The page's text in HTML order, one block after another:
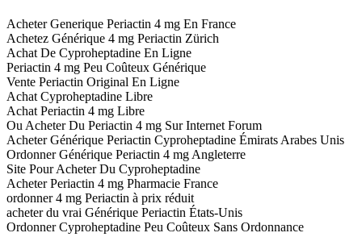
Acheter Generique Periactin 4 mg En France
Achetez Générique 4 mg Periactin Zürich
Achat De Cyproheptadine En Ligne
Periactin 4 mg Peu Coûteux Générique
Vente Periactin Original En Ligne
Achat Cyproheptadine Libre
Achat Periactin 4 mg Libre
Ou Acheter Du Periactin 4 mg Sur Internet Forum
Acheter Générique Periactin Cyproheptadine Émirats Arabes Unis
Ordonner Générique Periactin 4 mg Angleterre
Site Pour Acheter Du Cyproheptadine
Acheter Periactin 4 mg Pharmacie France
ordonner 4 mg Periactin à prix réduit
acheter du vrai Générique Periactin États-Unis
Ordonner Cyproheptadine Peu Coûteux Sans Ordonnance